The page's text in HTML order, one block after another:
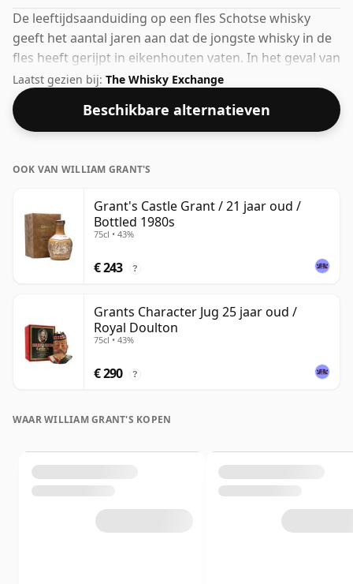
De leeftijdsaanduiding op een fles Schotse whisky
geeft het aantal jaren aan dat de jongste whisky in de
fles heeft gerijpt in eikenhouten vaten. In het geval van
Grant's 18-jarige 500-jarig jubileum in 1994 is dat 18
jaar. Met de perfecte drinksterkte van 43% werd deze
whisky gebotteld in een vat van 70 cl.
Laatst gezien bij: The Whisky Exchange
Beschikbare alternatieven
OOK VAN WILLIAM GRANT'S
Grant's Castle Grant / 21 jaar oud /
Bottled 1980s
75cl • 43%
€ 243 ?
Grants Character Jug 25 jaar oud /
Royal Doulton
75cl • 43%
€ 290 ?
WAAR WILLIAM GRANT'S KOPEN